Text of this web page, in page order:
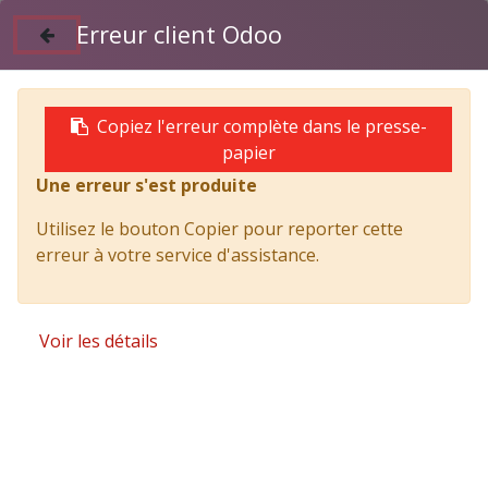
Suivez nous sur Facebook
Products
ISUZU M21T 123cv GEN2 GSR1 EURO 6e // E
2500 mm
Erreur client Odoo
Copiez l'erreur complète dans le presse-
papier
Une erreur s'est produite
Utilisez le bouton Copier pour reporter cette
erreur à votre service d'assistance.
Voir les détails